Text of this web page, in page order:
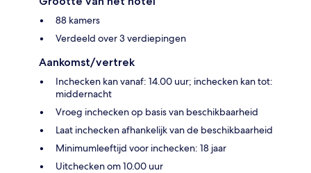
88 kamers
Verdeeld over 3 verdiepingen
Aankomst/vertrek
Inchecken kan vanaf: 14.00 uur; inchecken kan tot:
middernacht
Vroeg inchecken op basis van beschikbaarheid
Laat inchecken afhankelijk van de beschikbaarheid
Minimumleeftijd voor inchecken: 18 jaar
Uitchecken om 10.00 uur